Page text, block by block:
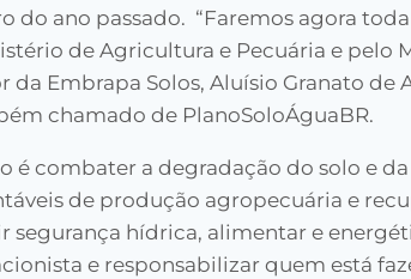
do ano passado. “Faremos agora
de Agricultura e Pecuária e pelo
da Embrapa Solos, Aluísio Granato de
chamado de PlanoSoloÁguaBR.
é combater a degradação do solo e
de produção agropecuária e
segurança hídrica, alimentar e
e responsabilizar quem está